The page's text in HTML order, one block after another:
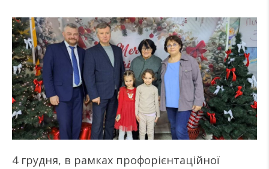
4 грудня, в рамках профорієнтаційної